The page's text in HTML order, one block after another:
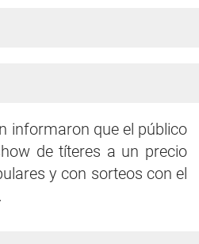
informaron que el público
de títeres a un precio
y con sorteos con el